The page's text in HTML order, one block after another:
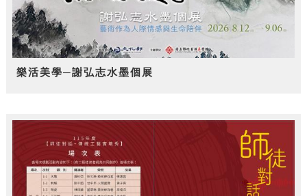
樂活美學─謝弘志水墨個展